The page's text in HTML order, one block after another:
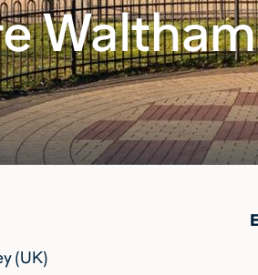
(UK)